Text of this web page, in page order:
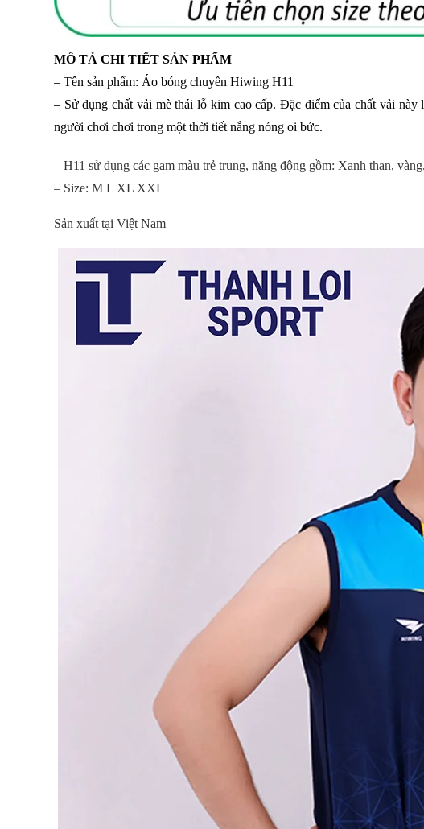
MÔ TẢ CHI TIẾT SẢN PHẨM
– Tên sản phẩm: Áo bóng chuyền Hiwing H11
– Sử dụng chất vải mè thái lỗ kim cao cấp. Đặc điểm của chất vải
người chơi chơi trong một thời tiết nắng nóng oi bức.
– H11 sử dụng các gam màu trẻ trung, năng động gồm: Xanh than,
– Size: M L XL XXL
Sản xuất tại Việt Nam